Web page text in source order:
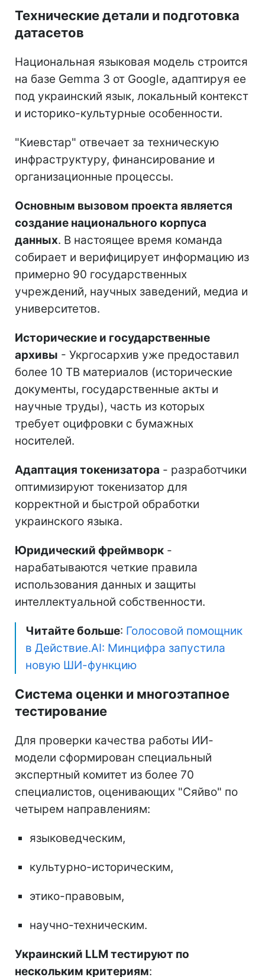
Технические детали и подготовка
датасетов
Национальная языковая модель строится
на базе Gemma 3 от Google, адаптируя ее
под украинский язык, локальный контекст
и историко-культурные особенности.
"Киевстар" отвечает за техническую
инфраструктуру, финансирование и
организационные процессы.
Основным вызовом проекта является
создание национального корпуса
данных. В настоящее время команда
собирает и верифицирует информацию из
примерно 90 государственных
учреждений, научных заведений, медиа и
университетов.
Исторические и государственные
архивы - Укргосархив уже предоставил
более 10 ТВ материалов (исторические
документы, государственные акты и
научные труды), часть из которых
требует оцифровки с бумажных
носителей.
Адаптация токенизатора - разработчики
оптимизируют токенизатор для
корректной и быстрой обработки
украинского языка.
Юридический фреймворк -
нарабатываются четкие правила
использования данных и защиты
интеллектуальной собственности.
Читайте больше: Голосовой помощник
в Действие.AI: Минцифра запустила
новую ШИ-функцию
Система оценки и многоэтапное
тестирование
Для проверки качества работы ИИ-
модели сформирован специальный
экспертный комитет из более 70
специалистов, оценивающих "Сяйво" по
четырем направлениям:
языковедческим,
культурно-историческим,
этико-правовым,
научно-техническим.
Украинский LLM тестируют по
нескольким критериям: